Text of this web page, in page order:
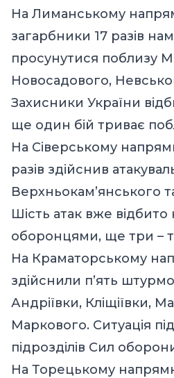
На Лиманському
загарбники 17 разів
просунутися поблизу
Новосадового,
Захисники України
ще один бій триває
На Сіверському
разів здійснив
Верхньокам’янського
Шість атак вже
оборонцями, ще три –
На Краматорському
здійснили п’ять
Андріївки, Кліщіївки,
Маркового. Ситуація
підрозділів Сил
На Торецькому